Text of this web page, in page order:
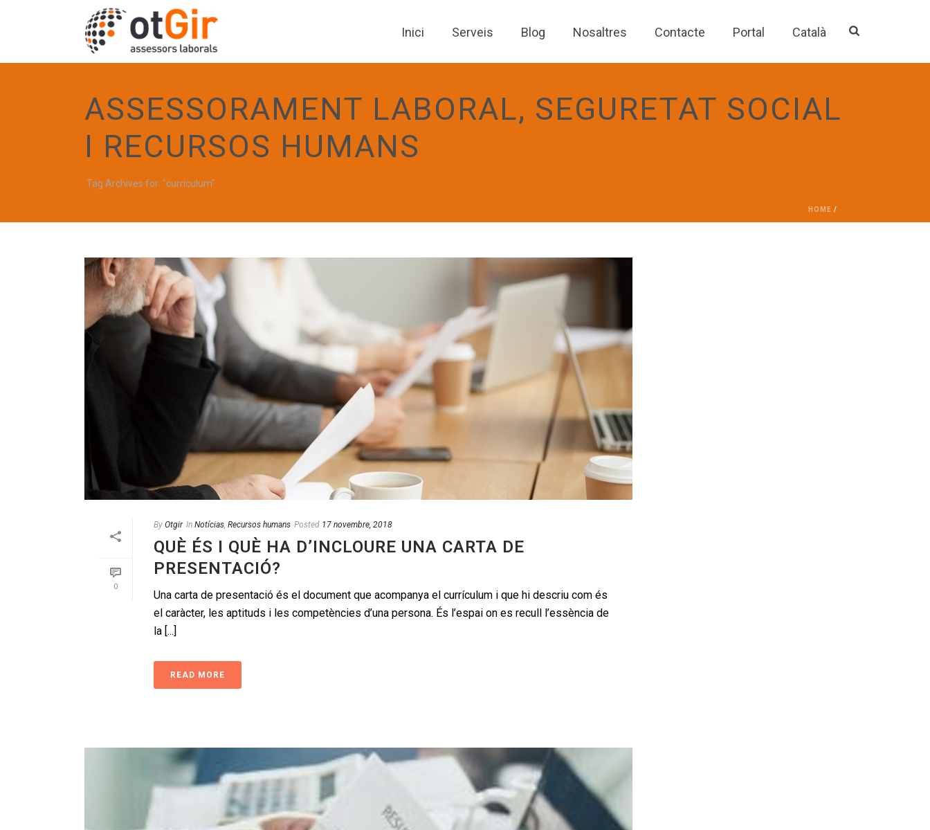
Inici Serveis Blog Nosaltres Contacte Portal Català
ASSESSORAMENT LABORAL, SEGURETAT SOCIAL
I RECURSOS HUMANS
Tag Archives for: "curriculum"
HOME /
0
By Otgir In Notícias, Recursos humans Posted 17 novembre, 2018
QUÈ ÉS I QUÈ HA D’INCLOURE UNA CARTA DE
PRESENTACIÓ?
Una carta de presentació és el document que acompanya el currículum i que hi descriu com és
el caràcter, les aptituds i les competències d’una persona. És l’espai on es recull l’essència de
la [...]
READ MORE